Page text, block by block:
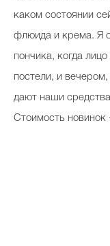
каком состоянии
флюида и крема. Я
пончика, когда
постели, и
дают наши
Стоимость новинок